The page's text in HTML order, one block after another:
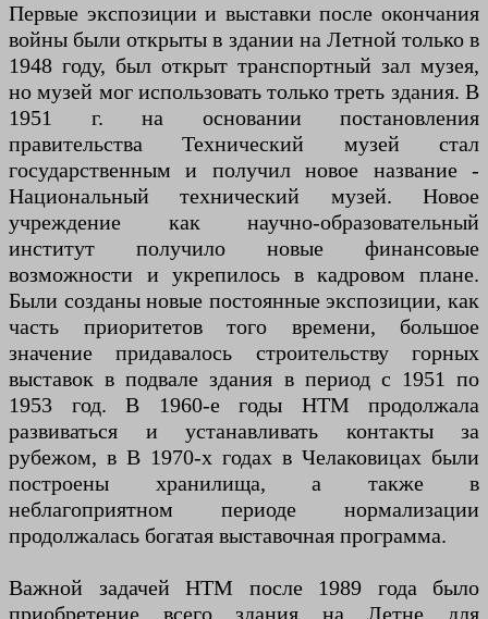
Первые экспозиции и выставки после окончания
войны были открыты в здании на Летной только в
1948 году, был открыт транспортный зал музея,
но музей мог использовать только треть здания. В
1951 г. на основании постановления
правительства Технический музей стал
государственным и получил новое название -
Национальный технический музей. Новое
учреждение как научно-образовательный
институт получило новые финансовые
возможности и укрепилось в кадровом плане.
Были созданы новые постоянные экспозиции, как
часть приоритетов того времени, большое
значение придавалось строительству горных
выставок в подвале здания в период с 1951 по
1953 год. В 1960-е годы НТМ продолжала
развиваться и устанавливать контакты за
рубежом, в В 1970-х годах в Челаковицах были
построены хранилища, а также в
неблагоприятном периоде нормализации
продолжалась богатая выставочная программа.
Важной задачей НТМ после 1989 года было
приобретение всего здания на Летне для